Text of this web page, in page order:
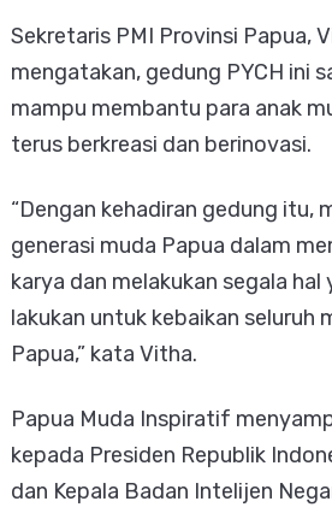
Sekretaris PMI Provinsi Papua,
mengatakan, gedung PYCH ini
mampu membantu para anak
terus berkreasi dan berinovasi.
“Dengan kehadiran gedung itu,
generasi muda Papua dalam
karya dan melakukan segala hal
lakukan untuk kebaikan seluruh
Papua,” kata Vitha.
Papua Muda Inspiratif
kepada Presiden Republik
dan Kepala Badan Intelijen